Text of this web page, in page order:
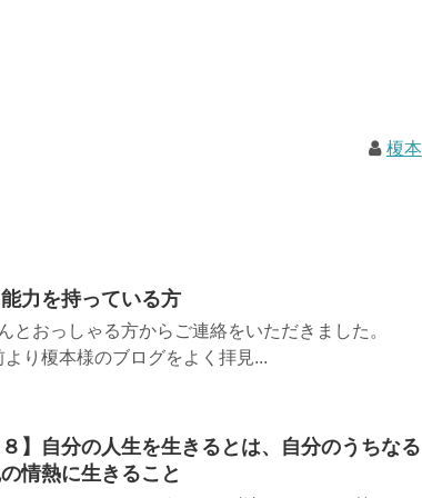
榎本
力を持っている方
おっしゃる方からご連絡をいただきました。
より榎本様のブログをよく拝見...
８】自分の人生を生きるとは、自分のうちなる
情熱に生きること